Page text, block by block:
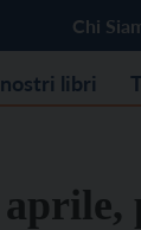
Chi
libri